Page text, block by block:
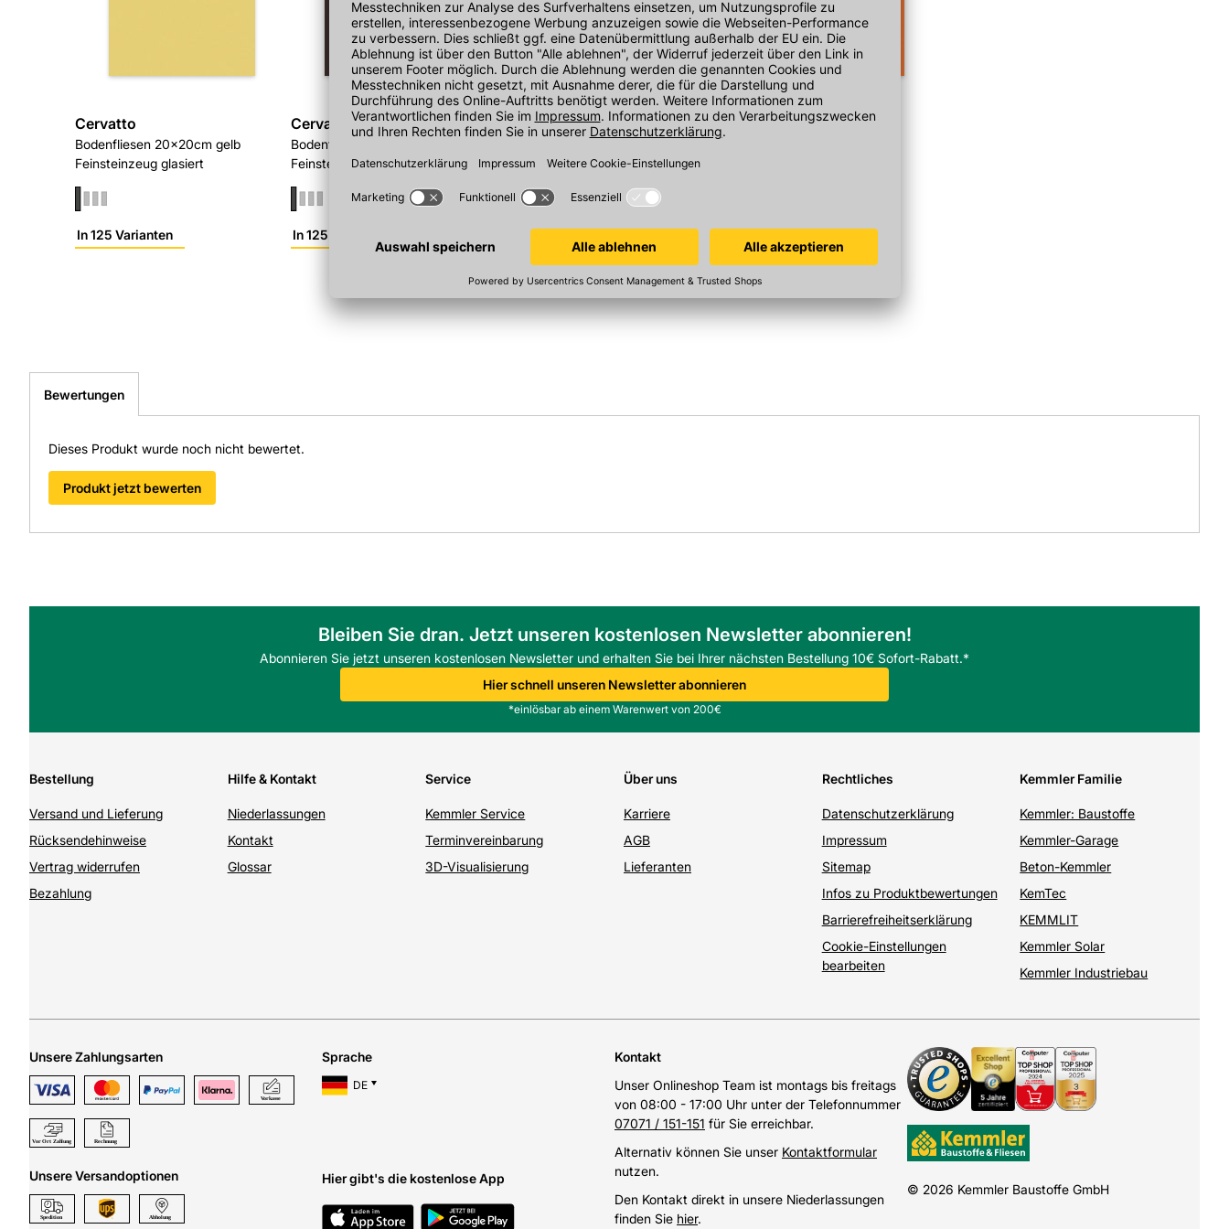
Cervatto
Bodenfliesen 20x20cm gelb
Feinsteinzeug glasiert
In 125 Varianten
Cervatto
Bodenfliesen 20x20cm braun
Feinsteinzeug glasiert
In 125 Varianten
Cervatto
Feinsteinzeug glasiert
In 125 Varianten
Cervatto
Bewertungen
Dieses Produkt wurde noch nicht bewertet.
Produkt jetzt bewerten
Bleiben Sie dran. Jetzt unseren kostenlosen Newsletter abonnieren!
Abonnieren Sie jetzt unseren kostenlosen Newsletter und erhalten Sie bei Ihrer nächsten Bestellung 10€ Sofort-Rabatt.*
Hier schnell unseren Newsletter abonnieren
*einlösbar ab einem Warenwert von 200€
Bestellung
Versand und Lieferung
Rücksendehinweise
Vertrag widerrufen
Bezahlung
Hilfe & Kontakt
Niederlassungen
Kontakt
Glossar
Service
Kemmler Service
Terminvereinbarung
3D-Visualisierung
Über uns
Karriere
AGB
Lieferanten
Rechtliches
Datenschutzerklärung
Impressum
Sitemap
Infos zu Produktbewertungen
Barrierefreiheitserklärung
Cookie-Einstellungen
bearbeiten
Kemmler Familie
Kemmler: Baustoffe
Kemmler-Garage
Beton-Kemmler
KemTec
KEMMLIT
Kemmler Solar
Kemmler Industriebau
Unsere Zahlungsarten
Unsere Versandoptionen
Sprache
DE
Hier gibt's die kostenlose App
Kontakt
Unser Onlineshop Team ist montags bis freitags
von 08:00 - 17:00 Uhr unter der Telefonnummer
07071 / 151-151 für Sie erreichbar.
Alternativ können Sie unser Kontaktformular
nutzen.
Den Kontakt direkt in unsere Niederlassungen
finden Sie hier.
© 2026 Kemmler Baustoffe GmbH